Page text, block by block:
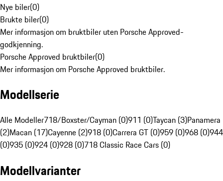
Nye biler(0)
Brukte biler(0)
Mer informasjon om bruktbiler uten Porsche Approved-
godkjenning.
Porsche Approved bruktbiler(0)
Mer informasjon om Porsche Approved bruktbiler.
Modellserie
Alle Modeller718/Boxster/Cayman (0)911 (0)Taycan (3)Panamera
(2)Macan (17)Cayenne (2)918 (0)Carrera GT (0)959 (0)968 (0)944
(0)935 (0)924 (0)928 (0)718 Classic Race Cars (0)
Modellvarianter